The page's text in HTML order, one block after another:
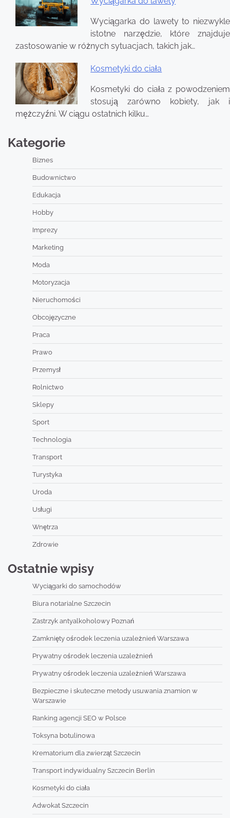
Wyciągarka do lawety to niezwykle
istotne narzędzie, które znajduje
zastosowanie w różnych sytuacjach, takich jak…
Kosmetyki do ciała
Kosmetyki do ciała z powodzeniem
stosują zarówno kobiety, jak i
mężczyźni. W ciągu ostatnich kilku…
Kategorie
Biznes
Budownictwo
Edukacja
Hobby
Imprezy
Marketing
Moda
Motoryzacja
Nieruchomości
Obcojęzyczne
Praca
Prawo
Przemysł
Rolnictwo
Sklepy
Sport
Technologia
Transport
Turystyka
Uroda
Usługi
Wnętrza
Zdrowie
Ostatnie wpisy
Wyciągarki do samochodów
Biura notarialne Szczecin
Zastrzyk antyalkoholowy Poznań
Zamknięty ośrodek leczenia uzależnień Warszawa
Prywatny ośrodek leczenia uzależnień
Prywatny ośrodek leczenia uzależnień Warszawa
Bezpieczne i skuteczne metody usuwania znamion w
Warszawie
Ranking agencji SEO w Polsce
Toksyna botulinowa
Krematorium dla zwierząt Szczecin
Transport indywidualny Szczecin Berlin
Kosmetyki do ciała
Adwokat Szczecin